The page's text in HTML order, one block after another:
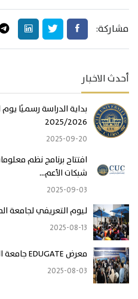
مشاركة:
أحدث الاخبار
2025/2026
2025-09-20
افتتاح برنامج نظم
شبكات الأعم...
2025-09-03
ليوم التعريفي لجامعة
2025-08-13
معرض EDUGATE جامعة المدينة بالقاهرة في
2025-08-03